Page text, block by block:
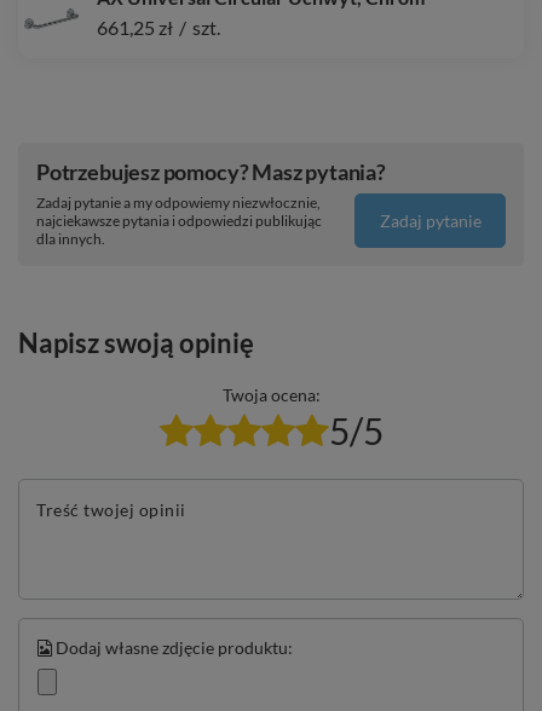
661,25 zł / szt.
Potrzebujesz pomocy? Masz pytania?
Zadaj pytanie a my odpowiemy niezwłocznie,
najciekawsze pytania i odpowiedzi publikując
dla innych.
Zadaj pytanie
Napisz swoją opinię
Twoja ocena:
5/5
Treść twojej opinii
Dodaj własne zdjęcie produktu: